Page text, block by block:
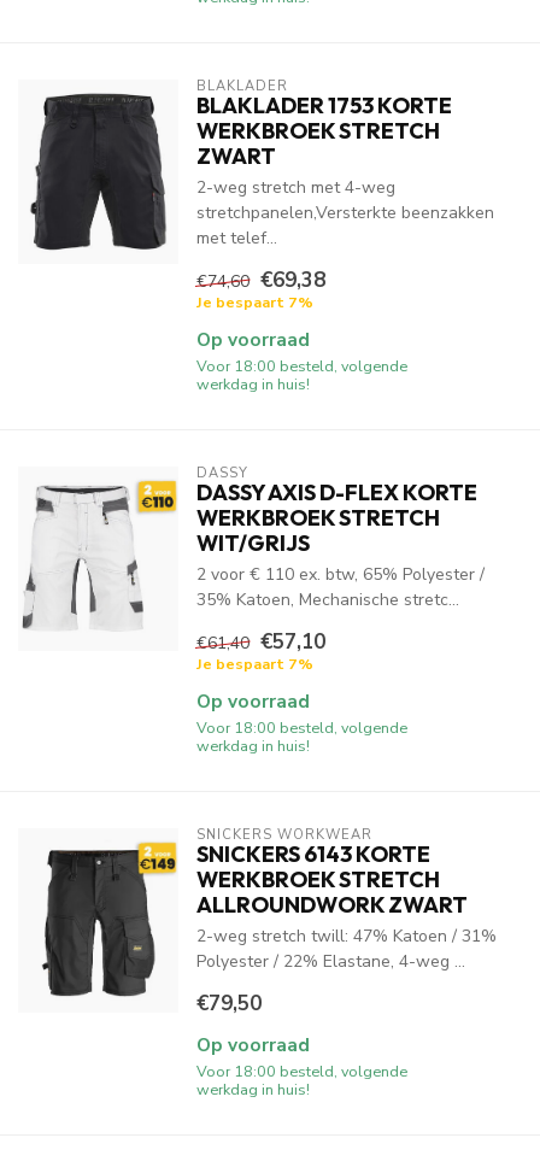
BLAKLADER
BLAKLADER 1753 KORTE
WERKBROEK STRETCH
ZWART
2-weg stretch met 4-weg
stretchpanelen,Versterkte beenzakken
met telef...
€74,60 €69,38
Je bespaart 7%
Op voorraad
Voor 18:00 besteld, volgende
werkdag in huis!
DASSY
DASSY AXIS D-FLEX KORTE
WERKBROEK STRETCH
WIT/GRIJS
2 voor € 110 ex. btw, 65% Polyester /
35% Katoen, Mechanische stretc...
€61,40 €57,10
Je bespaart 7%
Op voorraad
Voor 18:00 besteld, volgende
werkdag in huis!
SNICKERS WORKWEAR
SNICKERS 6143 KORTE
WERKBROEK STRETCH
ALLROUNDWORK ZWART
2-weg stretch twill: 47% Katoen / 31%
Polyester / 22% Elastane, 4-weg ...
€79,50
Op voorraad
Voor 18:00 besteld, volgende
werkdag in huis!